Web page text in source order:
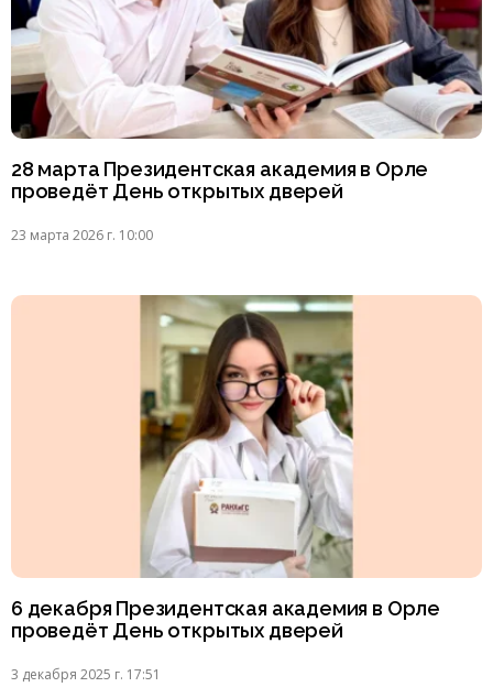
28 марта Президентская академия в Орле
проведёт День открытых дверей
23 марта 2026 г. 10:00
6 декабря Президентская академия в Орле
проведёт День открытых дверей
3 декабря 2025 г. 17:51